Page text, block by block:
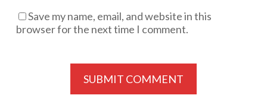
Save my name, email, and website in this
browser for the next time I comment.